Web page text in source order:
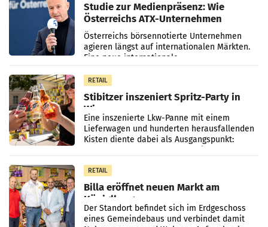
Studie zur Medienpräsenz: Wie
Österreichs ATX-Unternehmen
international wahrgenommen
werden
Österreichs börsennotierte Unternehmen
agieren längst auf internationalen Märkten.
Eine neue internationale
Medienresonanzanalyse untersucht die
weltweite Berichterstattung über
RETAIL
Stibitzer inszeniert Spritz-Party in
Wien
Eine inszenierte Lkw-Panne mit einem
Lieferwagen und hunderten herausfallenden
Kisten diente dabei als Ausgangspunkt:
RETAIL
Billa eröffnet neuen Markt am
Küniglberg
Der Standort befindet sich im Erdgeschoss
eines Gemeindebaus und verbindet damit